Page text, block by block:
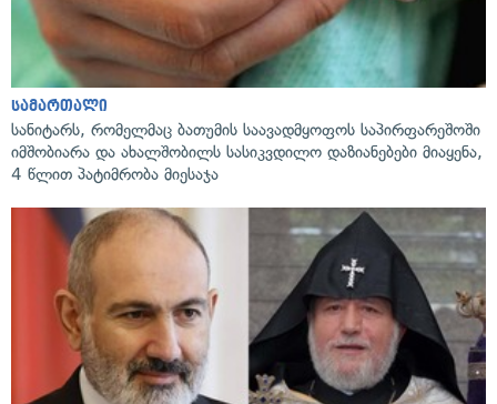
სამართალი
სანიტარს, რომელმაც ბათუმის საავადმყოფოს საპირფარეშოში
იმშობიარა და ახალშობილს სასიკვდილო დაზიანებები მიაყენა,
4 წლით პატიმრობა მიესაჯა